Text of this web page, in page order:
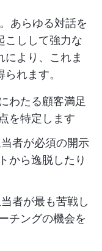
あらゆる対話を
こしして強力な
より、これま
れます。
わたる顧客満足
を特定します
者が必須の開示
から逸脱したり
者が最も苦戦し
チングの機会を